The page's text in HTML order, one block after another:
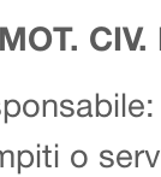
o